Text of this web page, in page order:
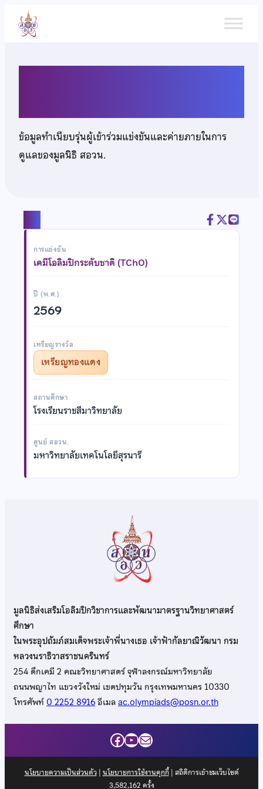
เนื้อหา
ข้อมูลทำเนียบรุ่นผู้เข้าร่วมแข่งขันและค่ายภายในการ
ดูแลของมูลนิธิ สอวน.
การแข่งขัน
เคมีโอลิมปิกระดับชาติ (TChO)
ปี (พ.ศ.)
2569
เหรียญรางวัล
เหรียญทองแดง
สถานศึกษา
โรงเรียนราชสีมาวิทยาลัย
ศูนย์ สอวน.
มหาวิทยาลัยเทคโนโลยีสุรนารี
มูลนิธิส่งเสริมโอลิมปิกวิชาการและพัฒนามาตรฐานวิทยาศาสตร์
ศึกษา
ในพระอุปถัมภ์สมเด็จพระเจ้าพี่นางเธอ เจ้าฟ้ากัลยาณิวัฒนา กรม
หลวงนราธิวาสราชนครินทร์
254 ตึกเคมี 2 คณะวิทยาศาสตร์ จุฬาลงกรณ์มหาวิทยาลัย
ถนนพญาไท แขวงวังใหม่ เขตปทุมวัน กรุงเทพมหานคร 10330
โทรศัพท์0 2252 8916อีเมลac.olympiads@posn.or.th
Facebook
YouTube
Mail
นโยบายความเป็นส่วนตัว| นโยบายการใช้งานคุกกี้| สถิติการเข้าชมเว็บไซต์
3,582,162 ครั้ง